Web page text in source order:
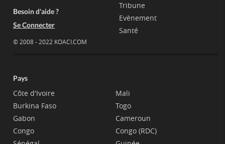
Besoin d'aide ?
Se Connecter
© 2008 - 2022 KOACI.COM
Tribune
Evènement
Santé
Pays
Côte d'Ivoire
Burkina Faso
Gabon
Congo
Mali
Togo
Cameroun
Congo (RDC)